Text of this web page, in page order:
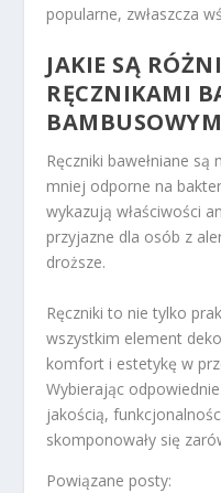
popularne, zwłaszcza
JAKIE SĄ
RĘCZNIKAMI
Ręczniki bawełniane
mniej odporne na
wykazują właściwości
przyjazne dla osób z
droższe.
Ręczniki to nie tylko
wszystkim element
komfort i estetykę w
Wybierając
jakością,
skomponowały się
Powiązane posty: